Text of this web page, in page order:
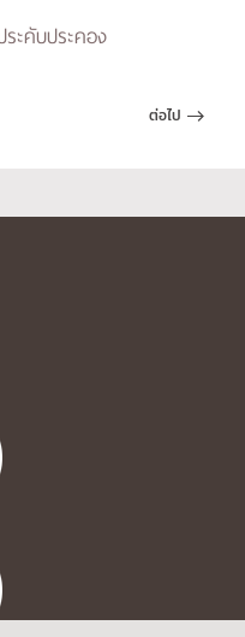
ระคับประคอง
ต่อไป